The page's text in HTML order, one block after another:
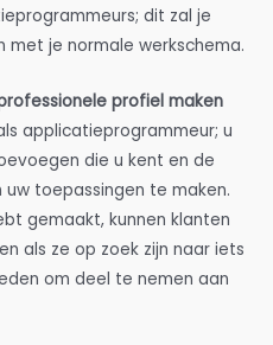
dit zal je
je normale werkschema.
profiel maken
applicatieprogrammeur; u
die u kent en de
toepassingen te maken.
gemaakt, kunnen klanten
als ze op zoek zijn naar iets
om deel te nemen aan